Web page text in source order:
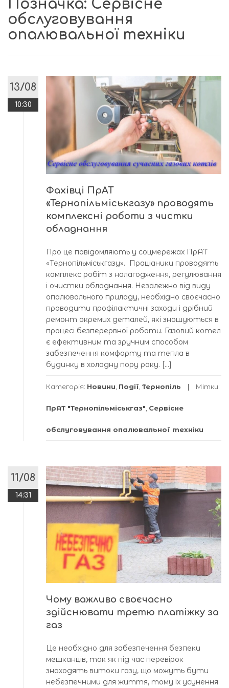
Позначка: Сервісне
обслуговування
опалювальної техніки
13/08
10:30
Фахівці ПрАТ
«Тернопільміськгазу» проводять
комплексні роботи з чистки
обладнання
Про це повідомляють у соцмережах ПрАТ
«Тернопільміськгазу». Праціаники проводять
комплекс робіт з налагодження, регулювання
і очистки обладнання. Незалежно від виду
опалювального приладу, необхідно своєчасно
проводити профілактичні заходи і дрібний
ремонт окремих деталей, які зношуються в
процесі безперервної роботи. Газовий котел
є ефективним та зручним способом
забезпечення комфорту та тепла в
будинку в холодну пору року. […]
Категорія: Новини Події Тернопіль Мітки:
ПрАТ "Тернопільміськгаз" Сервісне
обслуговування опалювальної техніки
11/08
14:31
Чому важливо своєчасно
здійснювати третю платіжку за
газ
Це необхідно для забезпечення безпеки
мешканців, так як під час перевірок
знаходять витоки газу, що можуть бути
небезпечними для життя, тому їх усунення